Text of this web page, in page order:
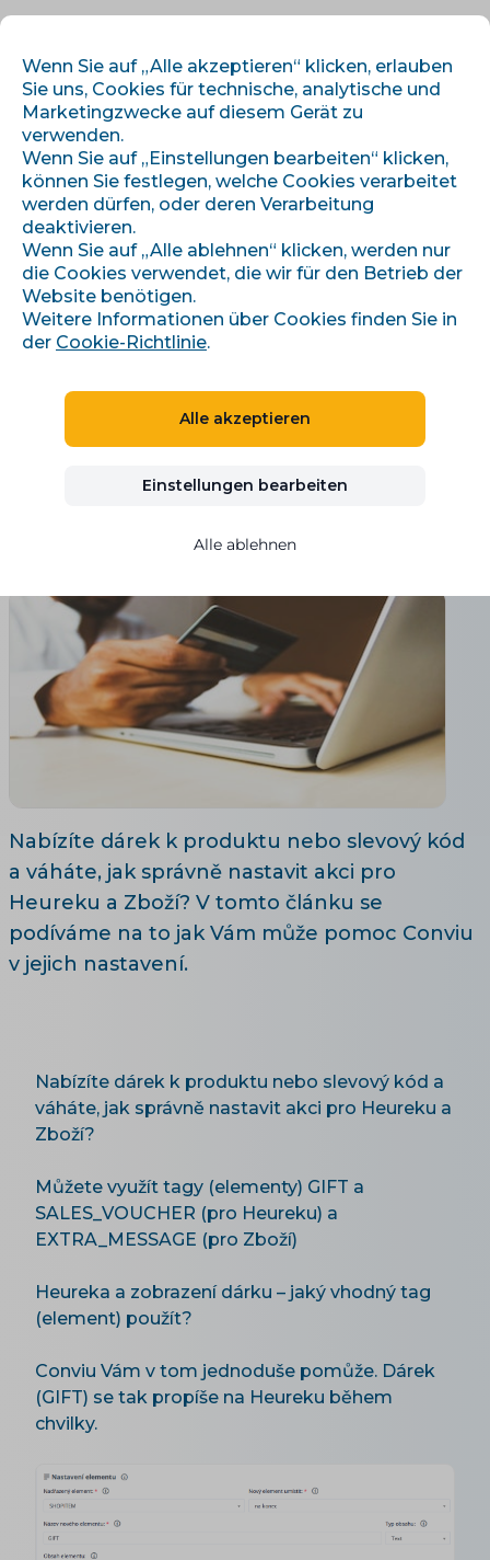
Úvod› Artikel und Informationen
Jak nastavit slevu nebo dárek na Heurece a Zboží?
dárek na Heurece a
Zboží?
Aktualisiert 28. 7. 2026
Nabízíte dárek k produktu nebo slevový kód
a váháte, jak správně nastavit akci pro
Heureku a Zboží? V tomto článku se
podíváme na to jak Vám může pomoc Conviu
v jejich nastavení.
Nabízíte dárek k produktu nebo slevový kód a
váháte, jak správně nastavit akci pro Heureku a
Zboží?
Můžete využít tagy (elementy) GIFT a
SALES_VOUCHER (pro Heureku) a
EXTRA_MESSAGE (pro Zboží)
Heureka a zobrazení dárku – jaký vhodný tag
(element) použít?
Conviu Vám v tom jednoduše pomůže. Dárek
(GIFT) se tak propíše na Heureku během
chvilky.
Wenn Sie auf „Alle akzeptieren“ klicken, erlauben
Sie uns, Cookies für technische, analytische und
Marketingzwecke auf diesem Gerät zu
verwenden.
Wenn Sie auf „Einstellungen bearbeiten“ klicken,
können Sie festlegen, welche Cookies verarbeitet
werden dürfen, oder deren Verarbeitung
deaktivieren.
Wenn Sie auf „Alle ablehnen“ klicken, werden nur
die Cookies verwendet, die wir für den Betrieb der
Website benötigen.
Weitere Informationen über Cookies finden Sie in
der Cookie-Richtlinie.
Alle akzeptieren
Einstellungen bearbeiten
Alle ablehnen